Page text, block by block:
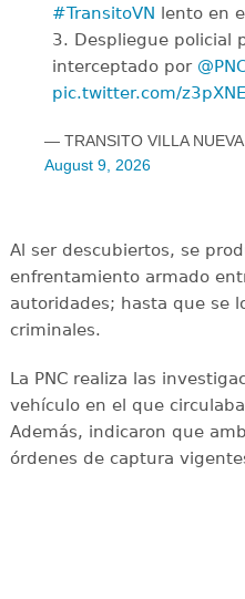
#TransitoVN lento en
3. Despliegue policial
interceptado por
pic.twitter.com/
— TRANSITO VILLA
August 9, 2026
Al ser descubiertos, se
enfrentamiento armado
autoridades; hasta que se
criminales.
La PNC realiza las
vehículo en el que
Además, indicaron que
órdenes de captura